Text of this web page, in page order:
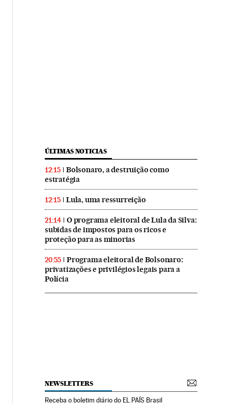
ÚLTIMAS NOTICIAS
12:15
Bolsonaro, a destruição como
estratégia
12:15 Lula, uma ressurreição
21:14
O programa eleitoral de Lula da Silva:
subidas de impostos para os ricos e
proteção para as minorias
20:55
Programa eleitoral de Bolsonaro:
privatizações e privilégios legais para a
Polícia
NEWSLETTERS
Receba o boletim diário do EL PAÍS Brasil